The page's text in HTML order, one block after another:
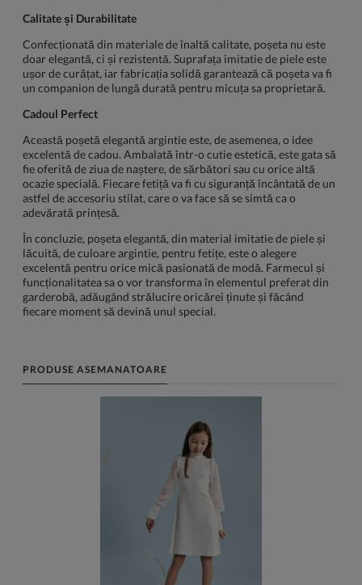
Calitate și Durabilitate
Confecționată din materiale de înaltă calitate, poșeta nu este
doar elegantă, ci și rezistentă. Suprafața imitatie de piele este
ușor de curățat, iar fabricația solidă garantează că poșeta va fi
un companion de lungă durată pentru micuța sa proprietară.
Cadoul Perfect
Această poșetă elegantă argintie este, de asemenea, o idee
excelentă de cadou. Ambalată într-o cutie estetică, este gata să
fie oferită de ziua de naștere, de sărbători sau cu orice altă
ocazie specială. Fiecare fetiță va fi cu siguranță încântată de un
astfel de accesoriu stilat, care o va face să se simtă ca o
adevărată prințesă.
În concluzie, poșeta elegantă, din material imitatie de piele și
lăcuită, de culoare argintie, pentru fetițe, este o alegere
excelentă pentru orice mică pasionată de modă. Farmecul și
funcționalitatea sa o vor transforma în elementul preferat din
garderobă, adăugând strălucire oricărei ținute și făcând
fiecare moment să devină unul special.
PRODUSE ASEMANATOARE